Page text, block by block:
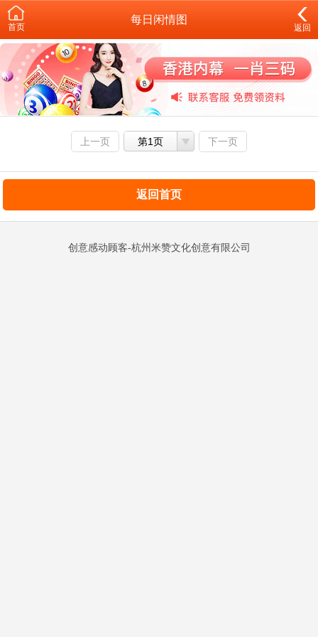
首页
每日闲情图
返回
上一页 第1页 下一页
返回首页
创意感动顾客-杭州米赞文化创意有限公司